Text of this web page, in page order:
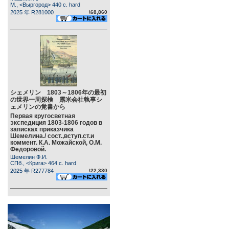
М., <Выргород> 440 c. hard
2025 年 R281000
\68,860
シェメリン 1803～1806年の最初
の世界一周探検 露米会社執事シ
ェメリンの覚書から
Первая кругосветная
экспедиция 1803-1806 годов в
записках приказчика
Шемелина./ сост.,вступ.ст.и
коммент. К.А. Можайской, О.М.
Федоровой.
Шемелин Ф.И.
СПб., <Крига> 464 c. hard
2025 年 R277784
\22,330